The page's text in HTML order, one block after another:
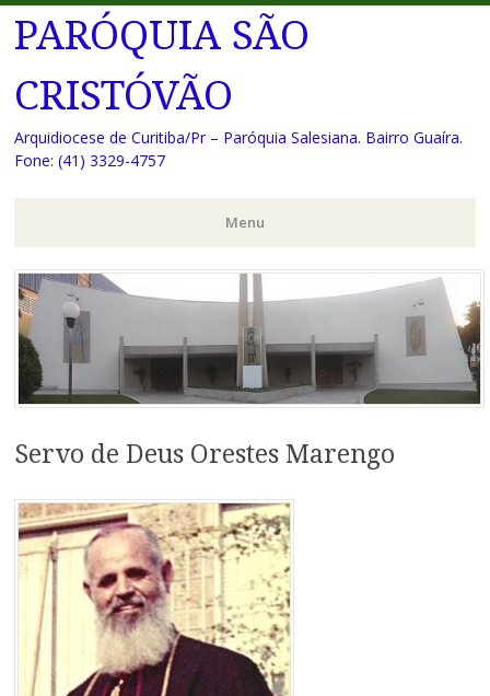
PARÓQUIA SÃO
CRISTÓVÃO
Arquidiocese de Curitiba/Pr – Paróquia Salesiana. Bairro Guaíra.
Fone: (41) 3329-4757
Menu
Pular
para
o
conteúdo
Servo de Deus Orestes Marengo